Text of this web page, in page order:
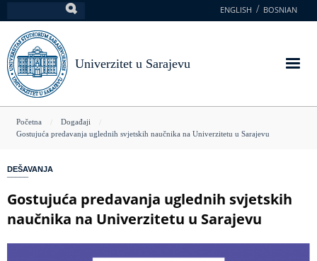
na
glavni
sadržaj
ENGLISH BOSNIAN
Univerzitet u Sarajevu
You
here
Početna
Događaji
Gostujuća predavanja uglednih svjetskih naučnika na Univerzitetu u Sarajevu
DEŠAVANJA
Gostujuća predavanja uglednih svjetskih
naučnika na Univerzitetu u Sarajevu